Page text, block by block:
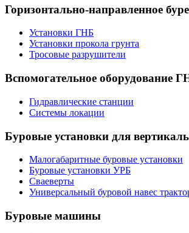
Горизонтально-направленное
Установки ГНБ
Установки прокола грунта
Тросовые разрушители
Вспомогательное оборудование
Гидравлические станции
Системы локации
Буровые установки для
Малогабаритные буровые установки
Буровые установки УРБ
Сваеверты
Универсальный буровой навес
Буровые машины